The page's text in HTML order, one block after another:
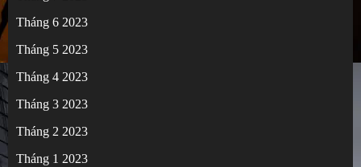
Tháng 6 2023
Tháng 5 2023
Tháng 4 2023
Tháng 3 2023
Tháng 2 2023
Tháng 1 2023